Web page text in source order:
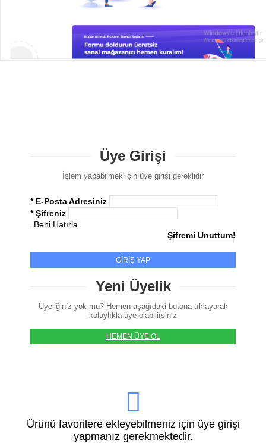
Üye Girişi
İşlem yapabilmek için üye girişi gereklidir
* E-Posta Adresiniz
* Şifreniz
Beni Hatırla
Şifremi Unuttum!
GİRİŞ YAP
Yeni Üyelik
Üyeliğiniz yok mu? Hemen aşağıdaki butona tıklayarak
kolaylıkla üye olabilirsiniz
HEMEN ÜYE OL
Ürünü favorilere ekleyebilmeniz için üye girişi
yapmanız gerekmektedir.